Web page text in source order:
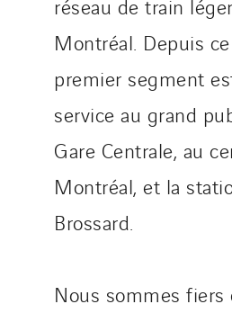
réseau de train
Montréal. Depuis
premier segment
service au grand
Gare Centrale, au
Montréal, et la
Brossard.
Nous sommes fiers
Santerne Angouleme
Santerne Aquitaine
Santerne Champagne
Santerne Fluides
Santerne Marseille
Santerne Tertiaire et
Sarrasola
SCIE Puy de Dome